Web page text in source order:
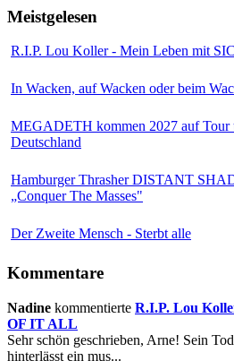
Meistgelesen
R.I.P. Lou Koller - Mein Leben mit
In Wacken, auf Wacken oder beim
MEGADETH kommen 2027 auf Tour
Deutschland
Hamburger Thrasher DISTANT
„Conquer The Masses"
Der Zweite Mensch - Sterbt alle
Kommentare
Nadine kommentierte R.I.P. Lou
OF IT ALL
Sehr schön geschrieben, Arne! Sein
hinterlässt ein mus...